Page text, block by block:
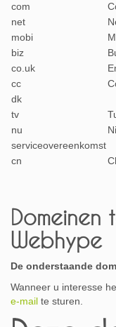
com
net
mobi
biz
co.uk
cc
dk
tv
nu
serviceovereenkomst
cn
Domeinen
Webhype
De onderstaande
Wanneer u interesse
e-mail te sturen.